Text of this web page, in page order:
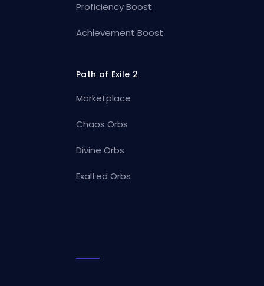
Proficiency Boost
Achievement Boost
Path of Exile 2
Marketplace
Chaos Orbs
Divine Orbs
Exalted Orbs